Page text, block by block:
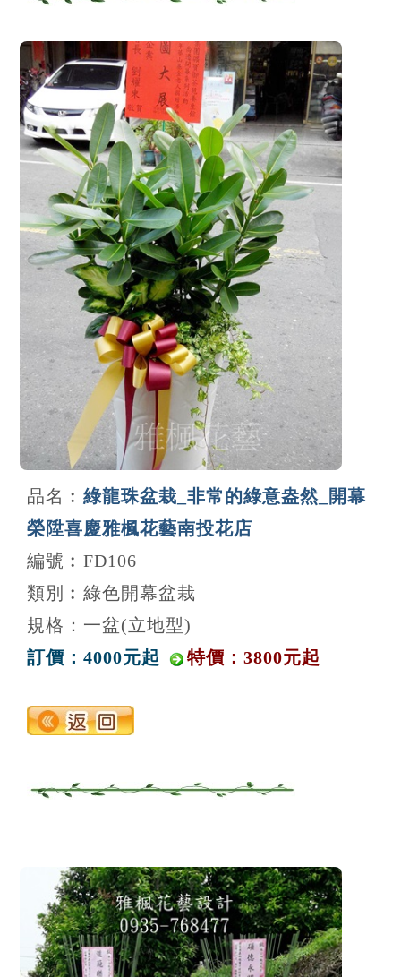
品名︰綠龍珠盆栽_非常的綠意盎然_開幕
榮陞喜慶雅楓花藝南投花店
編號︰FD106
類別︰綠色開幕盆栽
規格：一盆(立地型)
訂價：4000元起
特價：3800元起